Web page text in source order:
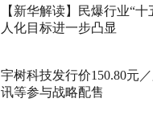
【新华解读】民爆行业“
人化目标进一步凸显
宇树科技发行价150.80元
讯等参与战略配售